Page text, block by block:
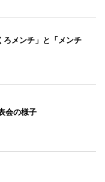
ろメンチ」と「メンチ
会の様子